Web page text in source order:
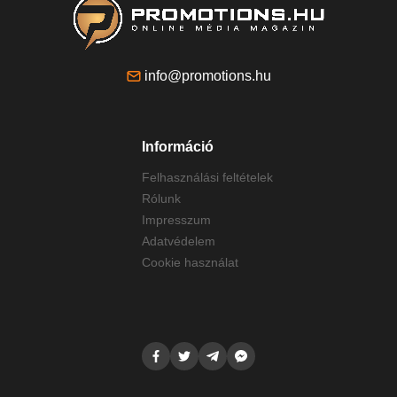
info@promotions.hu
Információ
Felhasználási feltételek
Rólunk
Impresszum
Adatvédelem
Cookie használat